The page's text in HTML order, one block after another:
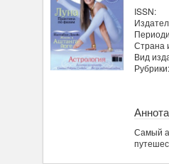
Регистрация и авторизация
Выбор информационных ресурсов и
Личный кабинет
Отмена заказа
Контактная информация
ISSN:
Страна
Вид
Рубрики:
Самый